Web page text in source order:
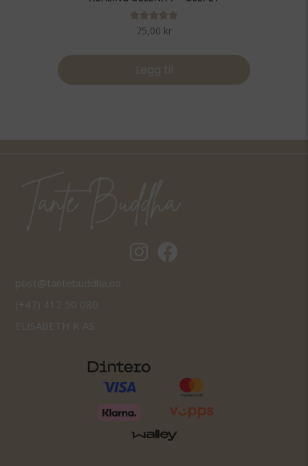
Vurdert
5.00
75,00 kr
Legg til
Tantebuddha.no instagram
Tantebuddha.no facebook
post@tantebuddha.no
(+47) 412 50 080
ELISABETH K AS